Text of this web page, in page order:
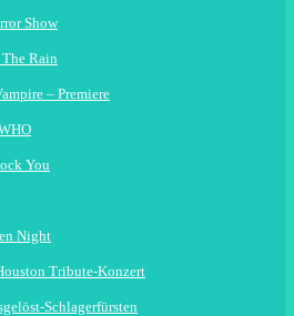
Show
Rain
– Premiere
You
Night
Tribute-Konzert
Schlagerfürsten